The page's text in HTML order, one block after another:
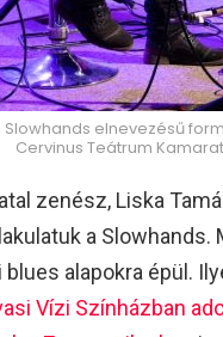
Slowhands elnevezésű
Cervinus Teátrum
zenész, Liska
a
blues alapokra épül.
Vízi Színházban